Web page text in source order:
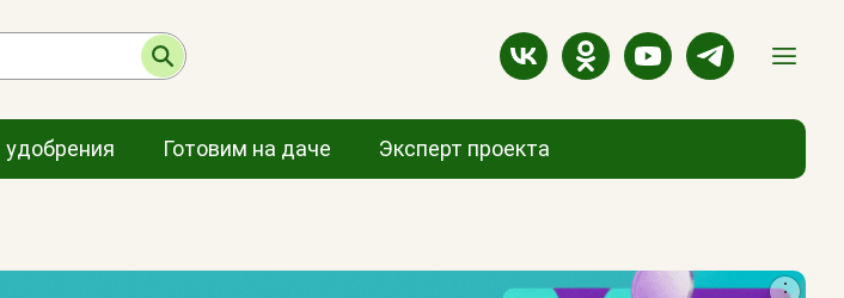
удобрения Готовим на даче Эксперт проекта